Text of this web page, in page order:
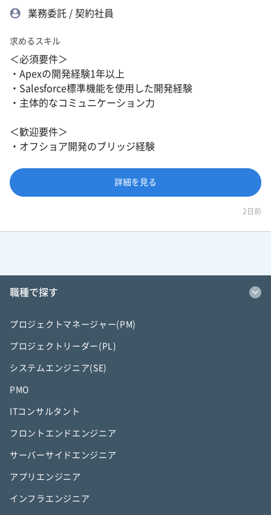
業務委託 / 契約社員
求めるスキル
＜必須要件＞
・Apexの開発経験1年以上
・Salesforce標準機能を使用した開発経験
・主体的なコミュニケーション力
＜歓迎要件＞
・オフショア開発のブリッジ経験
詳細を見る
2日前
職種で探す
プロジェクトマネージャー(PM)
プロジェクトリーダー(PL)
システムエンジニア(SE)
PMO
ITコンサルタント
フロントエンドエンジニア
サーバーサイドエンジニア
アプリエンジニア
インフラエンジニア